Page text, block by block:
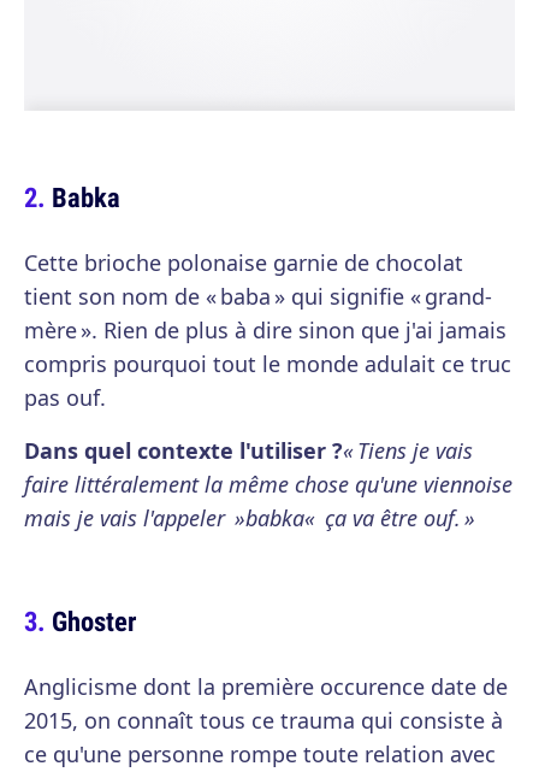
Babka
Cette brioche polonaise garnie de chocolat
tient son nom de « baba » qui signifie « grand-
mère ». Rien de plus à dire sinon que j'ai jamais
compris pourquoi tout le monde adulait ce truc
pas ouf.
Dans quel contexte l'utiliser ?« Tiens je vais
faire littéralement la même chose qu'une viennoise
mais je vais l'appeler »babka« ça va être ouf. »
Ghoster
Anglicisme dont la première occurence date de
2015, on connaît tous ce trauma qui consiste à
ce qu'une personne rompe toute relation avec